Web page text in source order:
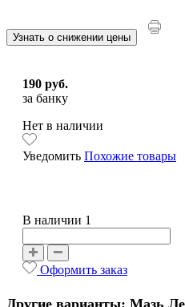
Узнать о снижении цены
190 руб.
за банку
Нет в наличии
Уведомить Похожие товары
В наличии 1
Оформить заказ